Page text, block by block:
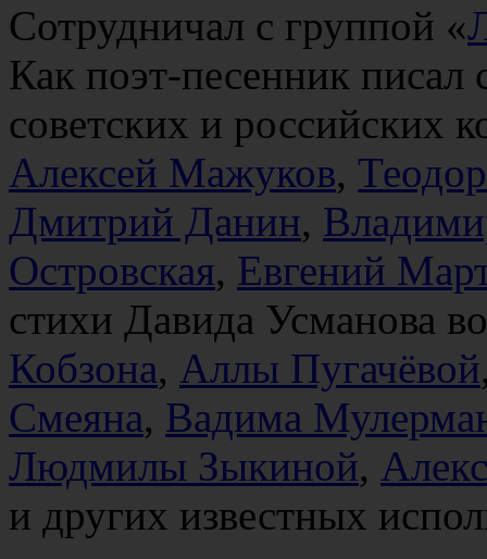
Сотрудничал с группой «
Как поэт-песенник
советских и российских
Алексей Мажуков,
Дмитрий Данин,
Островская, Евгений
стихи Давида Усманова
Кобзона, Аллы Пугачёвой
Смеяна, Вадима
Людмилы Зыкиной,
и других известных